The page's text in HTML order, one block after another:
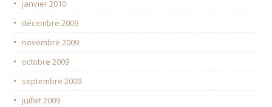
janvier 2010
décembre 2009
novembre 2009
octobre 2009
septembre 2009
juillet 2009